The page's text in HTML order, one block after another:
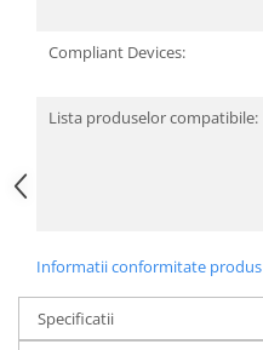
Compliant Devices:
Lista produselor compatibile:
Informatii conformitate produs
Specificatii